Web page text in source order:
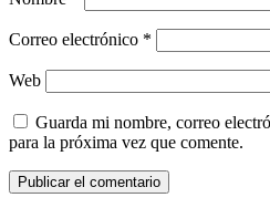
Correo electrónico *
Web
Guarda mi nombre, correo
para la próxima vez que comente.